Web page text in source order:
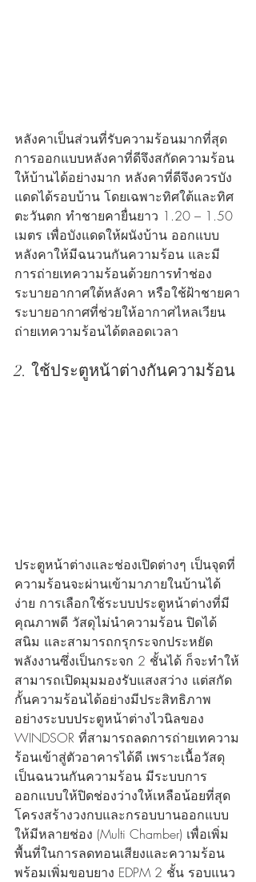
หลังคาเป็นส่วนที่รับความร้อนมากที่สุด
การออกแบบหลังคาที่ดีจึงสกัดความร้อน
ให้บ้านได้อย่างมาก หลังคาที่ดีจึงควรบัง
แดดได้รอบบ้าน โดยเฉพาะทิศใต้และทิศ
ตะวันตก ทำชายคายื่นยาว 1.20 – 1.50
เมตร เพื่อบังแดดให้ผนังบ้าน ออกแบบ
หลังคาให้มีฉนวนกันความร้อน และมี
การถ่ายเทความร้อนด้วยการทำช่อง
ระบายอากาศใต้หลังคา หรือใช้ฝ้าชายคา
ระบายอากาศที่ช่วยให้อากาศไหลเวียน
ถ่ายเทความร้อนได้ตลอดเวลา
2. ใช้ประตูหน้าต่างกันความร้อน
ประตูหน้าต่างและช่องเปิดต่างๆ เป็นจุดที่
ความร้อนจะผ่านเข้ามาภายในบ้านได้
ง่าย การเลือกใช้ระบบประตูหน้าต่างที่มี
คุณภาพดี วัสดุไม่นำความร้อน ปิดได้
สนิม และสามารถกรุกระจกประหยัด
พลังงานซึ่งเป็นกระจก 2 ชั้นได้ ก็จะทำให้
สามารถเปิดมุมมองรับแสงสว่าง แต่สกัด
กั้นความร้อนได้อย่างมีประสิทธิภาพ
อย่างระบบประตูหน้าต่างไวนิลของ
WINDSOR ที่สามารถลดการถ่ายเทความ
ร้อนเข้าสู่ตัวอาคารได้ดี เพราะเนื้อวัสดุ
เป็นฉนวนกันความร้อน มีระบบการ
ออกแบบให้ปิดช่องว่างให้เหลือน้อยที่สุด
โครงสร้างวงกบและกรอบบานออกแบบ
ให้มีหลายช่อง (Multi Chamber) เพื่อเพิ่ม
พื้นที่ในการลดทอนเสียงและความร้อน
พร้อมเพิ่มขอบยาง EDPM 2 ชั้น รอบแนว